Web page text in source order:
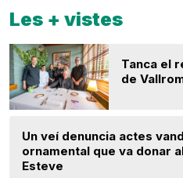
Les + vistes
Tanca el
de
Un veí denuncia actes
ornamental que va donar
Esteve